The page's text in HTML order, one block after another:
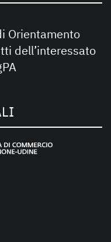
Orientamento
dell’interessato